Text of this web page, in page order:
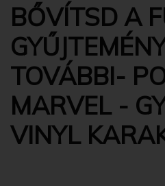
BŐVÍTSD A
TOVÁBBI-
MARVEL -
VINYL